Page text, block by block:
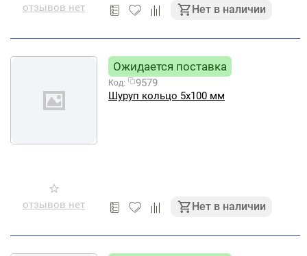
отзывов нет Нет в наличии
отзывов нет
Ожидается поставка
Код:
9579
Шуруп кольцо 5х100 мм
Нет в наличии